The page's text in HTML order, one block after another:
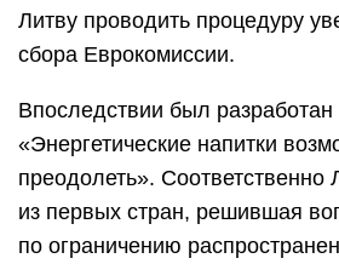
Литву проводить процедуру
сбора Еврокомиссии.
Впоследствии был разработан
«Энергетические напитки
преодолеть».
из первых стран, решившая
по ограничению